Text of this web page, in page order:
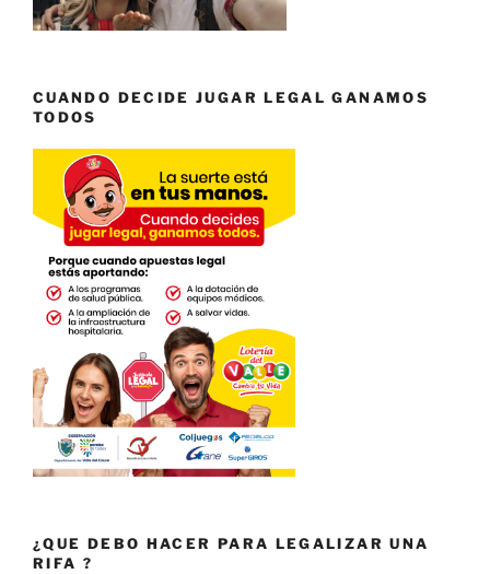
CUANDO DECIDE JUGAR LEGAL GANAMOS
TODOS
¿QUE DEBO HACER PARA LEGALIZAR UNA
RIFA ?